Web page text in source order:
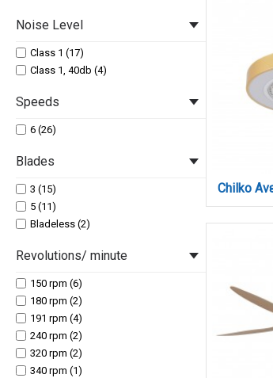
Noise Level
Class 1 (17)
Class 1, 40db (4)
Speeds
6 (26)
Blades
3 (15)
5 (11)
Bladeless (2)
Revolutions/ minute
150 rpm (6)
180 rpm (2)
191 rpm (4)
240 rpm (2)
320 rpm (2)
340 rpm (1)